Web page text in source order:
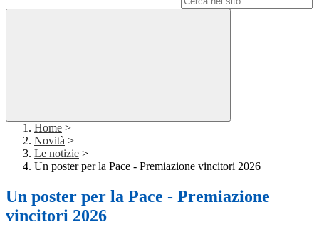
Home >
Novità >
Le notizie >
Un poster per la Pace - Premiazione vincitori 2026
Un poster per la Pace - Premiazione
vincitori 2026